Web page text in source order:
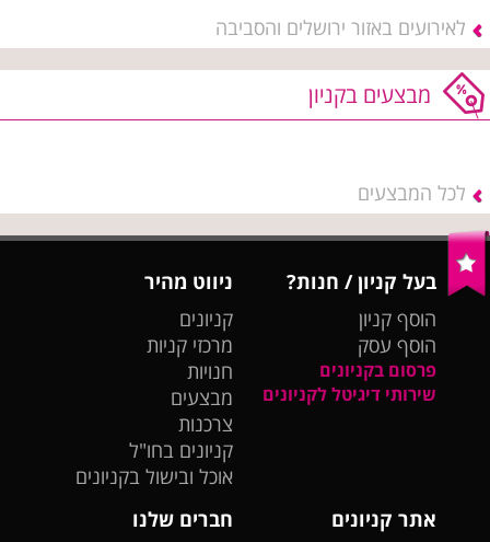
לאירועים באזור ירושלים והסביבה
מבצעים בקניון
לכל המבצעים
בעל קניון / חנות?
הוסף קניון
הוסף עסק
פרסום בקניונים
שירותי דיגיטל לקניונים
ניווט מהיר
קניונים
מרכזי קניות
חנויות
מבצעים
צרכנות
קניונים בחו"ל
אוכל ובישול בקניונים
אתר קניונים
חברים שלנו